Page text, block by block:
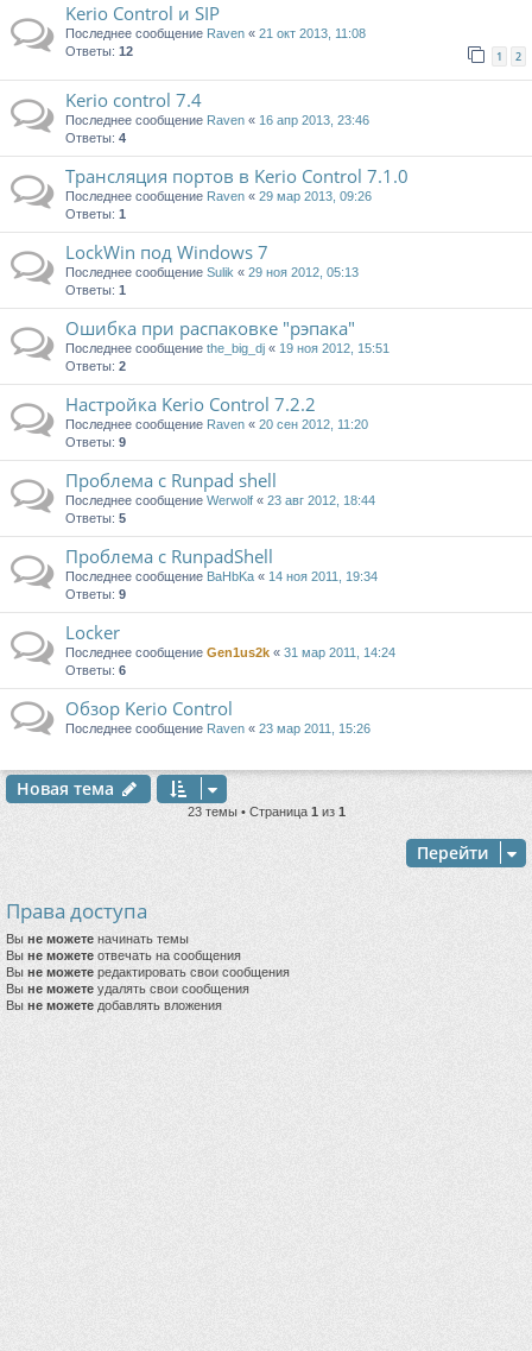
Kerio Control и SIP
Последнее сообщение Raven « 21 окт 2013, 11:08
Ответы: 12 1 2
Kerio control 7.4
Последнее сообщение Raven « 16 апр 2013, 23:46
Ответы: 4
Трансляция портов в Kerio Control 7.1.0
Последнее сообщение Raven « 29 мар 2013, 09:26
Ответы: 1
LockWin под Windows 7
Последнее сообщение Sulik « 29 ноя 2012, 05:13
Ответы: 1
Ошибка при распаковке "рэпака"
Последнее сообщение the_big_dj « 19 ноя 2012, 15:51
Ответы: 2
Настройка Kerio Control 7.2.2
Последнее сообщение Raven « 20 сен 2012, 11:20
Ответы: 9
Проблема с Runpad shell
Последнее сообщение Werwolf « 23 авг 2012, 18:44
Ответы: 5
Проблема с RunpadShell
Последнее сообщение BaHbKa « 14 ноя 2011, 19:34
Ответы: 9
Locker
Последнее сообщение Gen1us2k « 31 мар 2011, 14:24
Ответы: 6
Обзор Kerio Control
Последнее сообщение Raven « 23 мар 2011, 15:26
Новая тема
23 темы • Страница 1из 1
Перейти
Права доступа
Вы не можете начинать темы
Вы не можете отвечать на сообщения
Вы не можете редактировать свои сообщения
Вы не можете удалять свои сообщения
Вы не можете добавлять вложения